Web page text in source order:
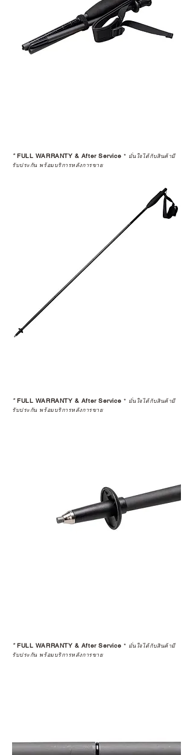
*FULL WARRANTY & After Service * มั่นใจได้กับสินค้ามี
รับประกัน พร้อมบริการหลังการขาย
*FULL WARRANTY & After Service * มั่นใจได้กับสินค้ามี
รับประกัน พร้อมบริการหลังการขาย
*FULL WARRANTY & After Service * มั่นใจได้กับสินค้ามี
รับประกัน พร้อมบริการหลังการขาย